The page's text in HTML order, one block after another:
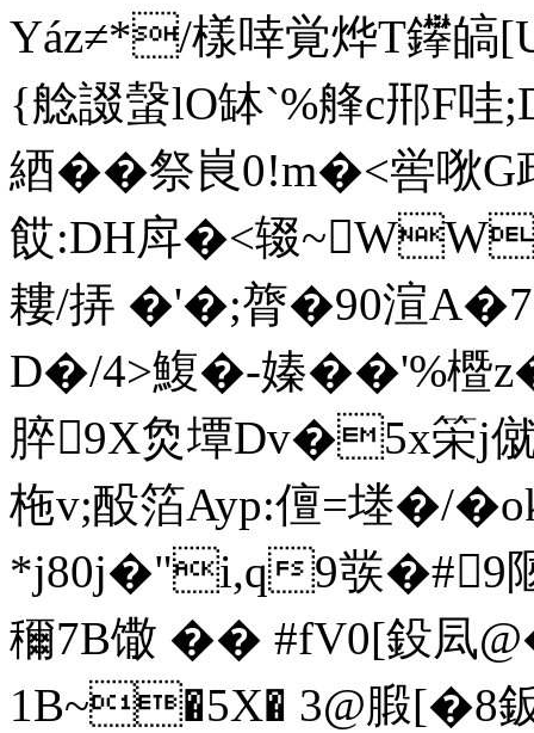
Yáz≠*/樣啈覚烨T鑻皜
{艌諁螜lO缽`%艂c郉F
綇��祭峎0!m�<喾唙
餀:DH戽�<辍
耬/挵 �'�;膂�90渲
D�/4>鰒�-嫀��'%櫭
脺9X烉墰Dv�5x筞j
柂v;酘箔Ayp:儃=堘�/
*j80j�"i,q9彂�#9陿
穪7B馓 �� #fV0[鈠凨
1B~�5X� 3@腶[�8